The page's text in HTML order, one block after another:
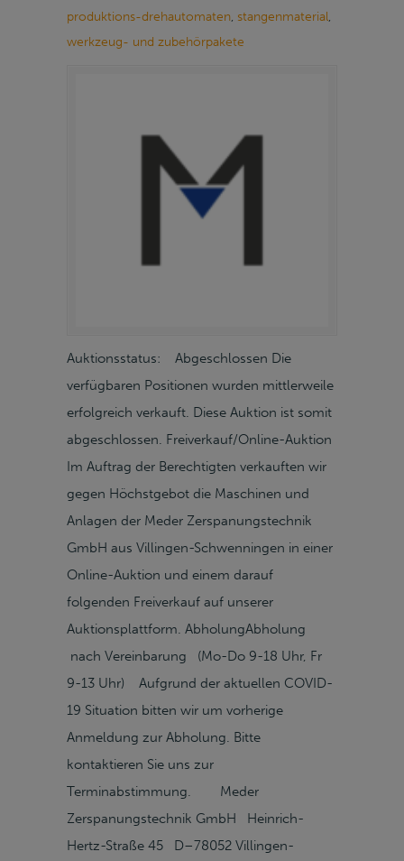
produktions-drehautomaten, stangenmaterial,
werkzeug- und zubehörpakete
Auktionsstatus: Abgeschlossen Die
verfügbaren Positionen wurden mittlerweile
erfolgreich verkauft. Diese Auktion ist somit
abgeschlossen. Freiverkauf/Online-Auktion
Im Auftrag der Berechtigten verkauften wir
gegen Höchstgebot die Maschinen und
Anlagen der Meder Zerspanungstechnik
GmbH aus Villingen-Schwenningen in einer
Online-Auktion und einem darauf
folgenden Freiverkauf auf unserer
Auktionsplattform. AbholungAbholung
nach Vereinbarung (Mo-Do 9-18 Uhr, Fr
9-13 Uhr) Aufgrund der aktuellen COVID-
19 Situation bitten wir um vorherige
Anmeldung zur Abholung. Bitte
kontaktieren Sie uns zur
Terminabstimmung. Meder
Zerspanungstechnik GmbH Heinrich-
Hertz-Straße 45 D–78052 Villingen-